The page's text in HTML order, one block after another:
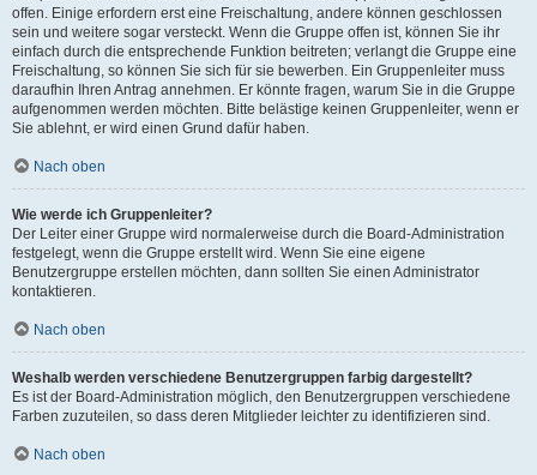
offen. Einige erfordern erst eine Freischaltung, andere können geschlossen
sein und weitere sogar versteckt. Wenn die Gruppe offen ist, können Sie ihr
einfach durch die entsprechende Funktion beitreten; verlangt die Gruppe eine
Freischaltung, so können Sie sich für sie bewerben. Ein Gruppenleiter muss
daraufhin Ihren Antrag annehmen. Er könnte fragen, warum Sie in die Gruppe
aufgenommen werden möchten. Bitte belästige keinen Gruppenleiter, wenn er
Sie ablehnt, er wird einen Grund dafür haben.
Nach oben
Wie werde ich Gruppenleiter?
Der Leiter einer Gruppe wird normalerweise durch die Board-Administration
festgelegt, wenn die Gruppe erstellt wird. Wenn Sie eine eigene
Benutzergruppe erstellen möchten, dann sollten Sie einen Administrator
kontaktieren.
Nach oben
Weshalb werden verschiedene Benutzergruppen farbig dargestellt?
Es ist der Board-Administration möglich, den Benutzergruppen verschiedene
Farben zuzuteilen, so dass deren Mitglieder leichter zu identifizieren sind.
Nach oben